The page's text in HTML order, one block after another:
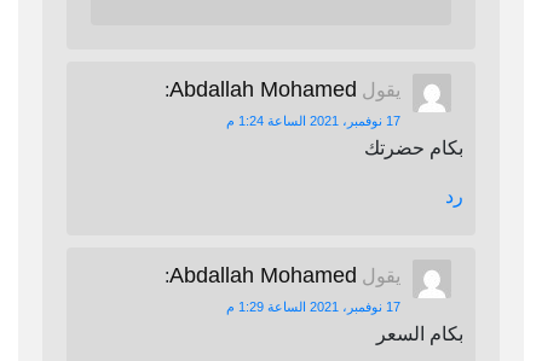
يقول Abdallah Mohamed
:
17 نوفمبر، 2021 الساعة 1:24 م
بكام حضرتك
رد
يقول Abdallah Mohamed
:
17 نوفمبر، 2021 الساعة 1:29 م
بكام السعر